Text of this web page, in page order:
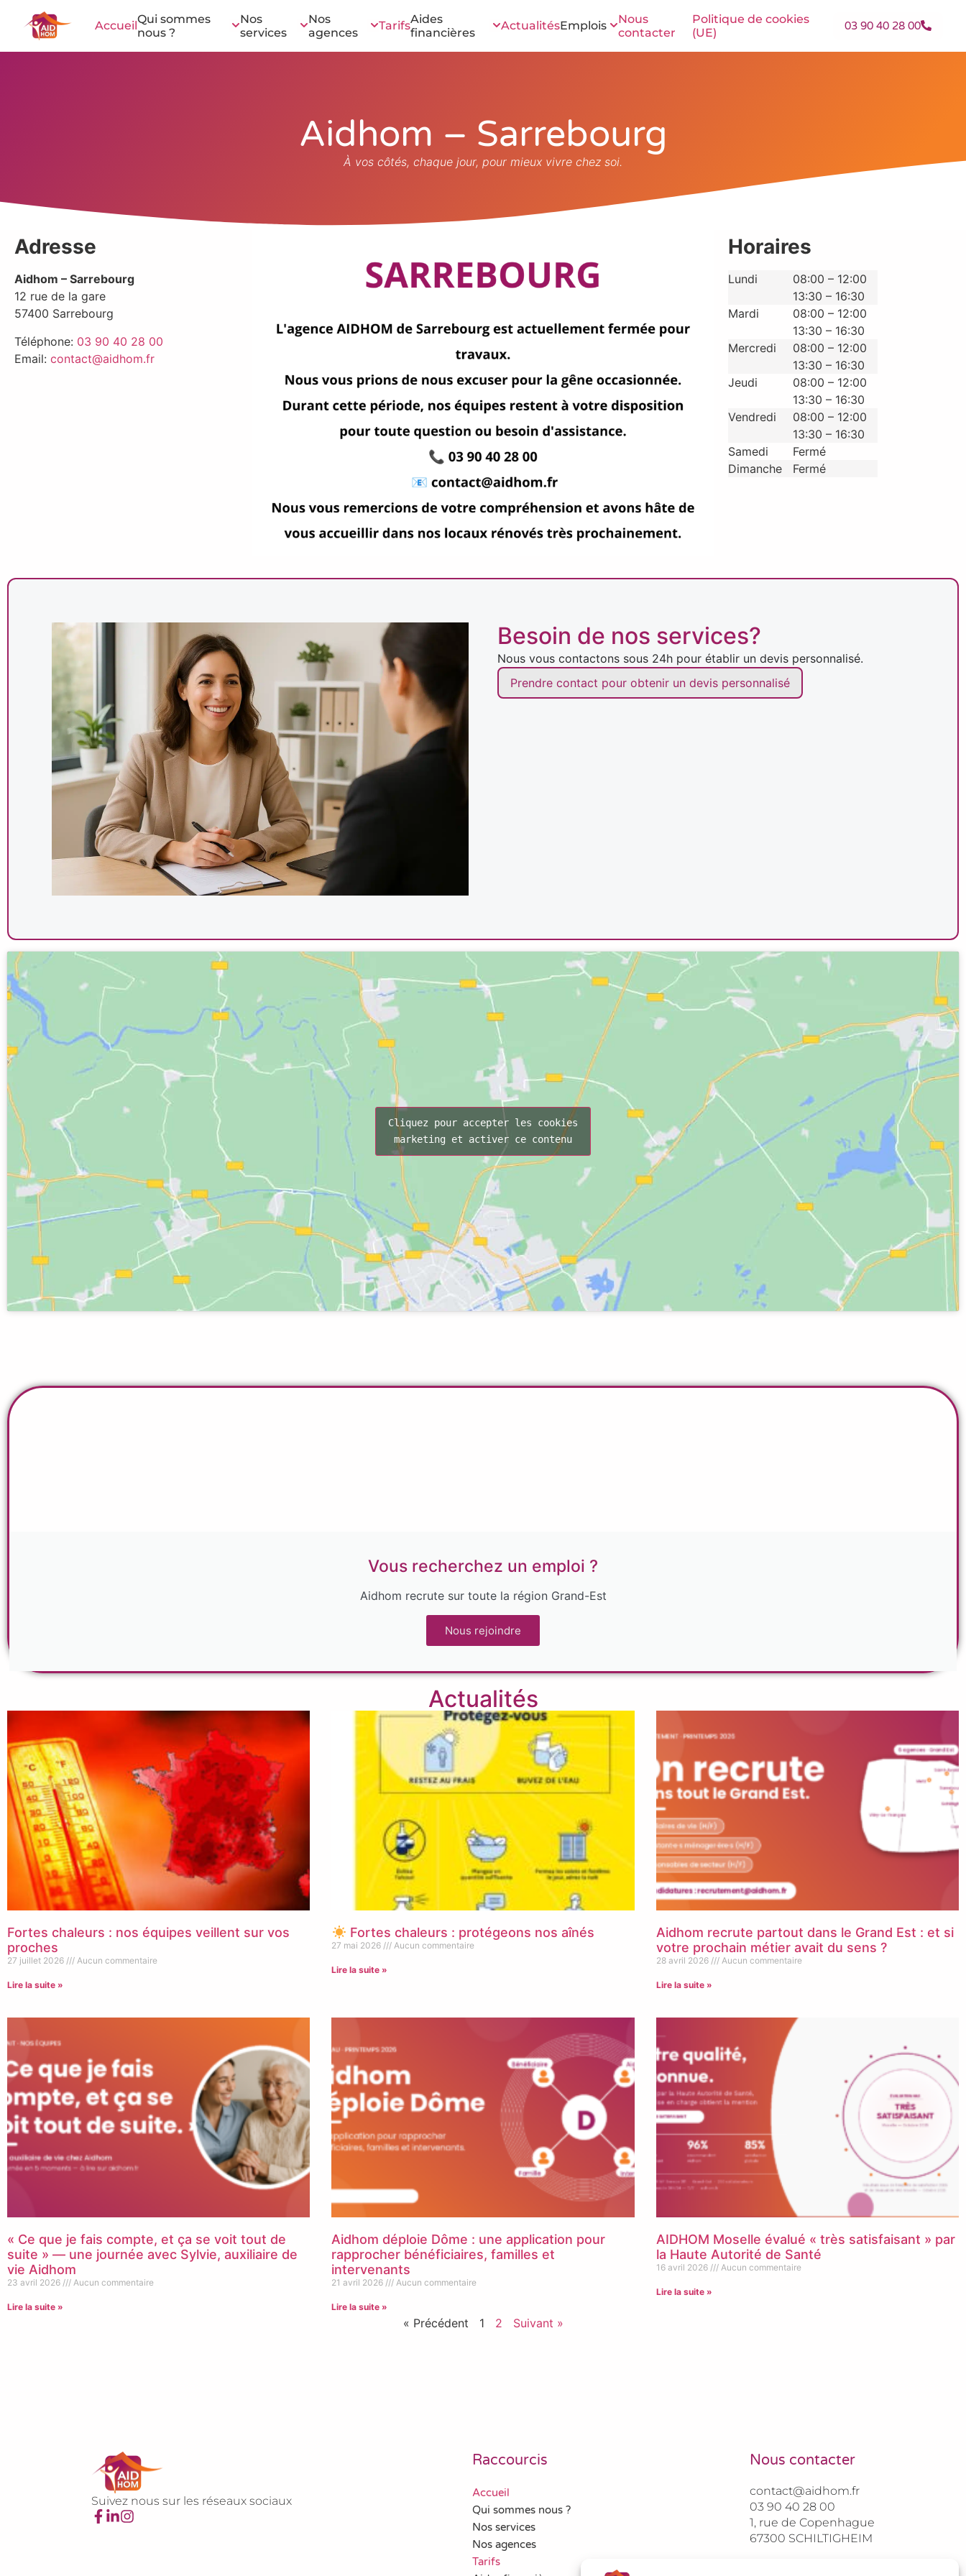
AccueilQui sommes
nous ?
Nos
services
Nos
agences
TarifsAides
financières
ActualitésEmplois
Nous
contacter
Politique de cookies
(UE)
03 90 40 28 00
Aidhom – Sarrebourg
À vos côtés, chaque jour, pour mieux vivre chez soi.
Adresse
Aidhom – Sarrebourg
12 rue de la gare
57400 Sarrebourg
Téléphone: 03 90 40 28 00
Email: contact@aidhom.fr
Horaires
Lundi
08:00 – 12:00
13:30 – 16:30
Mardi
08:00 – 12:00
13:30 – 16:30
Mercredi
08:00 – 12:00
13:30 – 16:30
Jeudi
08:00 – 12:00
13:30 – 16:30
Vendredi
08:00 – 12:00
13:30 – 16:30
Samedi
Fermé
Dimanche
Fermé
Besoin de nos services?
Nous vous contactons sous 24h pour établir un devis personnalisé.
Prendre contact pour obtenir un devis personnalisé
Cliquez pour accepter les cookies
marketing et activer ce contenu
Vous recherchez un emploi ?
Aidhom recrute sur toute la région Grand-Est
Nous rejoindre
Actualités
Fortes chaleurs : nos équipes veillent sur vos
proches
27 juillet 2026 Aucun commentaire
Lire la suite »
Fortes chaleurs : protégeons nos aînés
27 mai 2026 Aucun commentaire
Lire la suite »
Aidhom recrute partout dans le Grand Est : et si
votre prochain métier avait du sens ?
28 avril 2026 Aucun commentaire
Lire la suite »
« Ce que je fais compte, et ça se voit tout de
suite » — une journée avec Sylvie, auxiliaire de
vie Aidhom
23 avril 2026 Aucun commentaire
Lire la suite »
Aidhom déploie Dôme : une application pour
rapprocher bénéficiaires, familles et
intervenants
21 avril 2026 Aucun commentaire
Lire la suite »
AIDHOM Moselle évalué « très satisfaisant » par
la Haute Autorité de Santé
16 avril 2026 Aucun commentaire
Lire la suite »
« Précédent 1 2 Suivant »
Suivez nous sur les réseaux sociaux
Raccourcis
Accueil
Qui sommes nous ?
Nos services
Nos agences
Tarifs
Nous contacter
contact@aidhom.fr
03 90 40 28 00
1, rue de Copenhague
67300 SCHILTIGHEIM